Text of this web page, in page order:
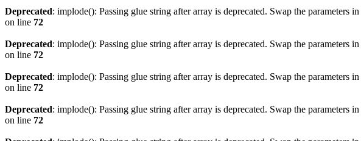
Deprecated: implode(): Passing glue string after array is deprecated. Swap the parameters in
on line 72
Deprecated: implode(): Passing glue string after array is deprecated. Swap the parameters in
on line 72
Deprecated: implode(): Passing glue string after array is deprecated. Swap the parameters in
on line 72
Deprecated: implode(): Passing glue string after array is deprecated. Swap the parameters in
on line 72